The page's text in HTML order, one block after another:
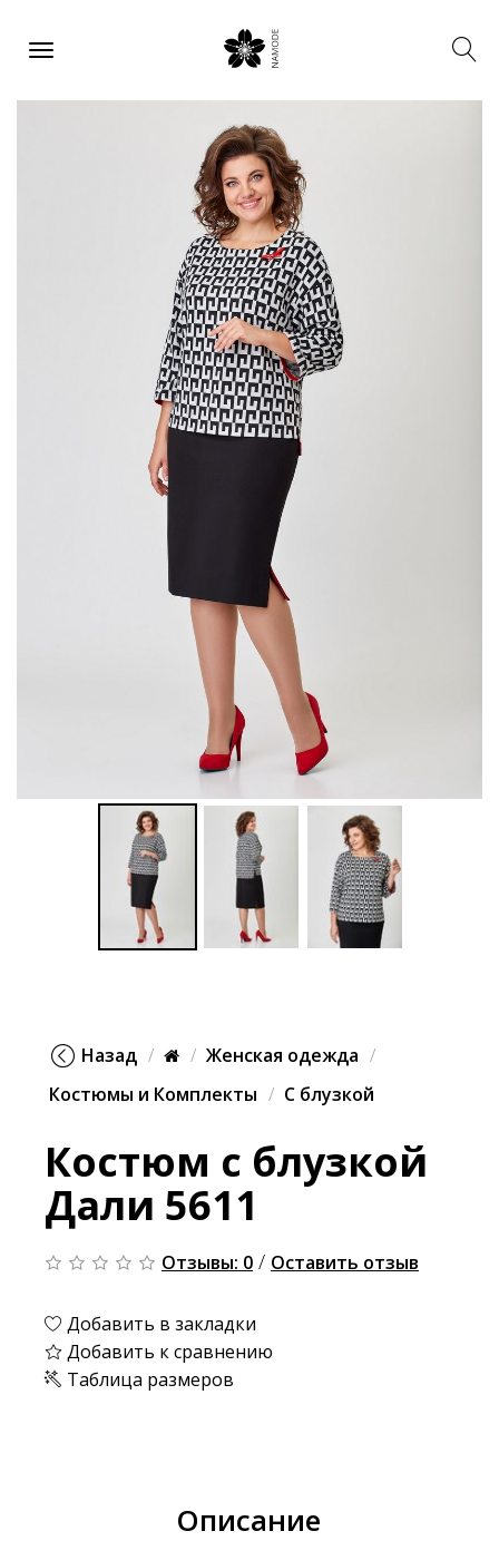
Назад
Женская одежда
Костюмы и Комплекты
С блузкой
Костюм с блузкой
Дали 5611
Отзывы: 0 / Оставить отзыв
Добавить в закладки
Добавить к сравнению
Таблица размеров
Описание